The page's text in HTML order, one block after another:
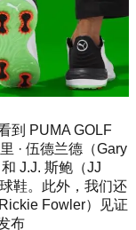
到 PUMA GOLF
· 伍德兰德（Gary
J.J. 斯鲍（JJ
球鞋。此外，我们还
Fowler）见证
布